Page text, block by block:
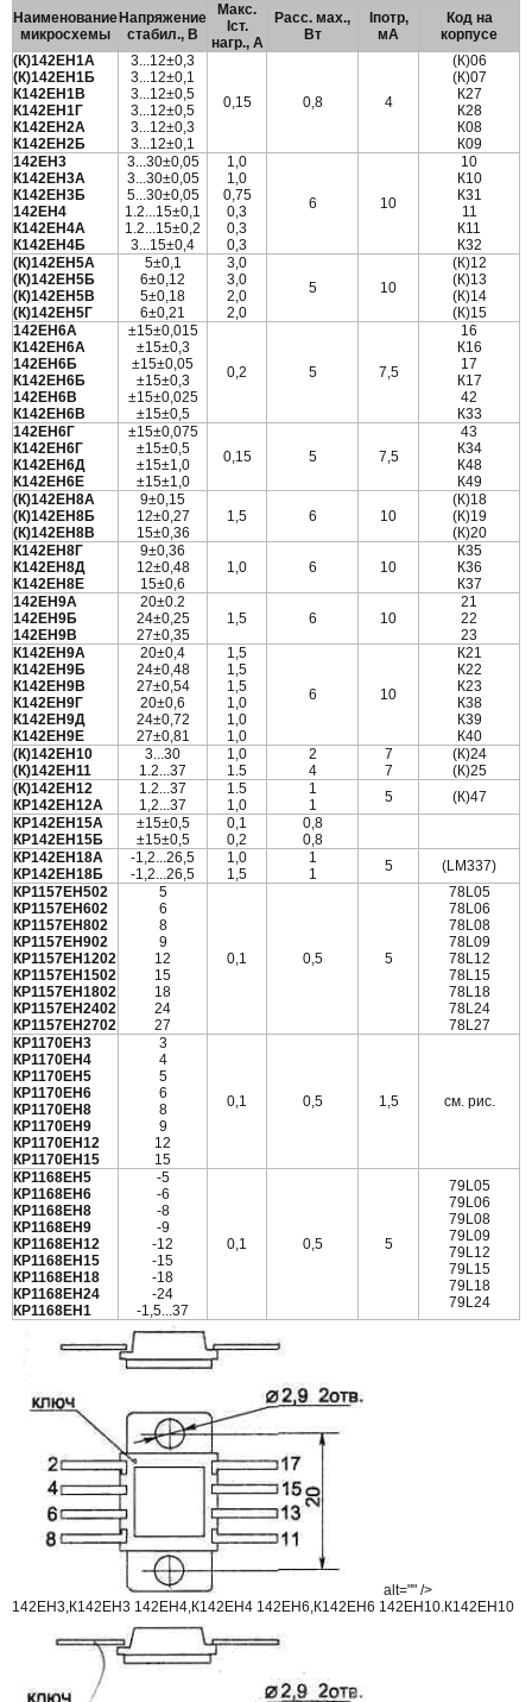
Наименование
микросхемы
Напряжение
стабил., В
Макс.
Iст.
нагр., А
Расс. мах.,
Вт
Iпотр,
мА
Код на
корпусе
(К)142ЕН1А
(К)142ЕН1Б
К142ЕН1В
К142ЕН1Г
К142ЕН2А
К142ЕН2Б
3...12±0,3
3...12±0,1
3...12±0,5
3...12±0,5
3...12±0,3
3...12±0,1
0,15 0,8 4
(К)06
(К)07
К27
К28
К08
К09
142ЕН3
К142ЕН3А
К142ЕН3Б
142ЕН4
К142ЕН4А
К142ЕН4Б
3...30±0,05
3...30±0,05
5...30±0,05
1.2...15±0,1
1.2...15±0,2
3...15±0,4
1,0
1,0
0,75
0,3
0,3
0,3
6 10
10
К10
К31
11
К11
К32
(К)142ЕН5А
(К)142ЕН5Б
(К)142ЕН5В
(К)142ЕН5Г
5±0,1
6±0,12
5±0,18
6±0,21
3,0
3,0
2,0
2,0
5 10
(К)12
(К)13
(К)14
(К)15
142ЕН6А
К142ЕН6А
142ЕН6Б
К142ЕН6Б
142ЕН6В
К142ЕН6В
±15±0,015
±15±0,3
±15±0,05
±15±0,3
±15±0,025
±15±0,5
0,2 5 7,5
16
К16
17
К17
42
К33
142ЕН6Г
К142ЕН6Г
К142ЕН6Д
К142ЕН6Е
±15±0,075
±15±0,5
±15±1,0
±15±1,0
0,15 5 7,5
43
К34
К48
К49
(К)142ЕН8А
(К)142ЕН8Б
(К)142ЕН8В
9±0,15
12±0,27
15±0,36
1,5 6 10
(К)18
(К)19
(К)20
К142ЕН8Г
К142ЕН8Д
К142ЕН8Е
9±0,36
12±0,48
15±0,6
1,0 6 10
К35
К36
К37
142ЕН9А
142ЕН9Б
142ЕН9В
20±0.2
24±0,25
27±0,35
1,5 6 10
21
22
23
К142ЕН9А
К142ЕН9Б
К142ЕН9В
К142ЕН9Г
К142ЕН9Д
К142ЕН9Е
20±0,4
24±0,48
27±0,54
20±0,6
24±0,72
27±0,81
1,5
1,5
1,5
1,0
1,0
1,0
6 10
К21
К22
К23
К38
К39
К40
(К)142ЕН10
(К)142ЕН11
3...30
1.2...37
1,0
1.5
2
4
7
7
(К)24
(К)25
(К)142ЕН12
КР142ЕН12А
1.2...37
1,2...37
1.5
1,0
1
1
5
(К)47
КР142ЕН15А
КР142ЕН15Б
±15±0,5
±15±0,5
0,1
0,2
0,8
0,8
КР142ЕН18А
КР142ЕН18Б
-1,2...26,5
-1,2...26,5
1,0
1,5
1
1
5
(LM337)
КР1157ЕН502
КР1157ЕН602
КР1157ЕН802
КР1157ЕН902
КР1157ЕН1202
КР1157ЕН1502
КР1157ЕН1802
КР1157ЕН2402
КР1157ЕН2702
5
6
8
9
12
15
18
24
27
0,1 0,5 5
78L05
78L06
78L08
78L09
78L12
78L15
78L18
78L24
78L27
КР1170ЕН3
КР1170ЕН4
КР1170ЕН5
КР1170ЕН6
КР1170ЕН8
КР1170ЕН9
КР1170ЕН12
КР1170ЕН15
3
4
5
6
8
9
12
15
0,1 0,5 1,5 см. рис.
КР1168ЕН5
КР1168ЕН6
КР1168ЕН8
КР1168ЕН9
КР1168ЕН12
КР1168ЕН15
КР1168ЕН18
КР1168ЕН24
КР1168ЕН1
-5
-6
-8
-9
-12
-15
-18
-24
-1,5...37
0,1 0,5 5
79L05
79L06
79L08
79L09
79L12
79L15
79L18
79L24
alt="" />
142ЕН3,К142ЕН3 142ЕН4,К142ЕН4 142ЕН6,К142ЕН6 142ЕН10.К142ЕН10